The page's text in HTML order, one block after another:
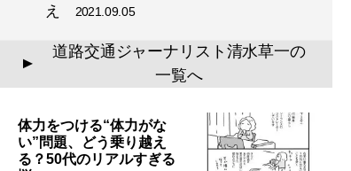
え 2021.09.05
▲
道路交通ジャーナリスト清水草一の
一覧へ
体力をつける“体力がな
い”問題、どう乗り越え
る？50代のリアルすぎる